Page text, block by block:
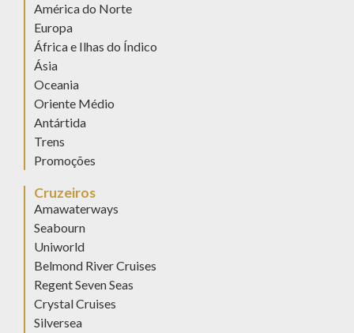
América do Norte
Europa
África e Ilhas do Índico
Ásia
Oceania
Oriente Médio
Antártida
Trens
Promoções
Cruzeiros
Amawaterways
Seabourn
Uniworld
Belmond River Cruises
Regent Seven Seas
Crystal Cruises
Silversea